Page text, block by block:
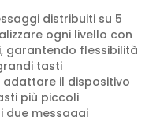
distribuiti su 5
ogni livello con
garantendo flessibilità
tasti
il dispositivo
più piccoli
due messaggi